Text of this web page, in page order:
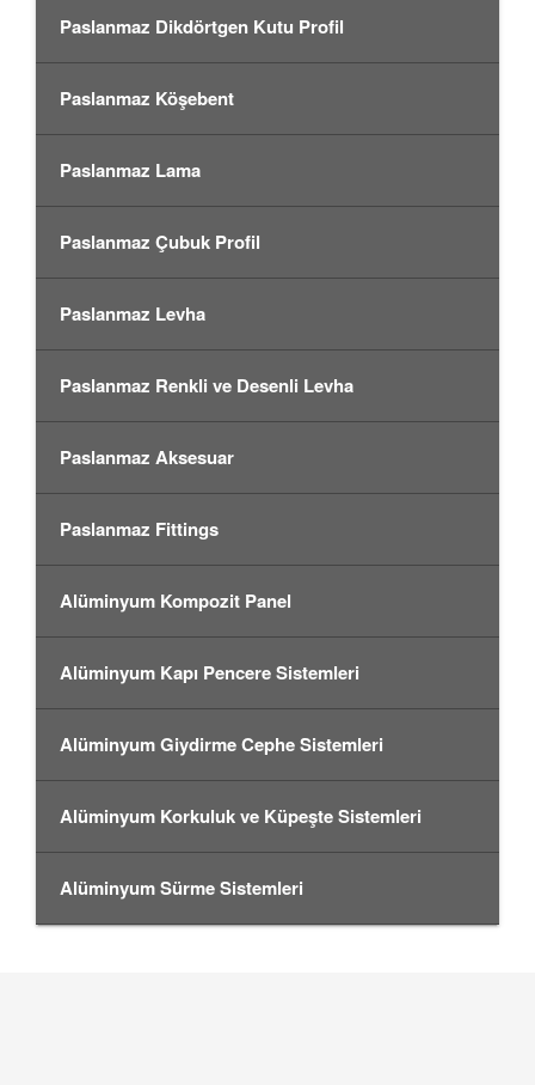
Paslanmaz Dikdörtgen Kutu Profil
Paslanmaz Köşebent
Paslanmaz Lama
Paslanmaz Çubuk Profil
Paslanmaz Levha
Paslanmaz Renkli ve Desenli Levha
Paslanmaz Aksesuar
Paslanmaz Fittings
Alüminyum Kompozit Panel
Alüminyum Kapı Pencere Sistemleri
Alüminyum Giydirme Cephe Sistemleri
Alüminyum Korkuluk ve Küpeşte Sistemleri
Alüminyum Sürme Sistemleri